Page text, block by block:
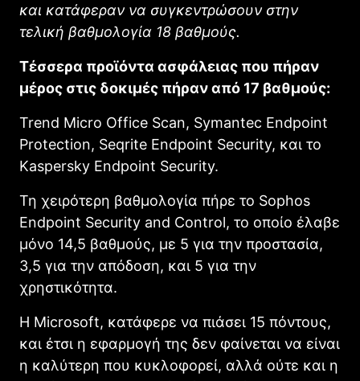
και κατάφεραν να συγκεντρώσουν στην
τελική βαθμολογία 18 βαθμούς.
Τέσσερα προϊόντα ασφάλειας που πήραν
μέρος στις δοκιμές πήραν από 17 βαθμούς:
Trend Micro Office Scan, Symantec Endpoint
Protection, Seqrite Endpoint Security, και το
Kaspersky Endpoint Security.
Τη χειρότερη βαθμολογία πήρε το Sophos
Endpoint Security and Control, το οποίο έλαβε
μόνο 14,5 βαθμούς, με 5 για την προστασία,
3,5 για την απόδοση, και 5 για την
χρηστικότητα.
Η Microsoft, κατάφερε να πιάσει 15 πόντους,
και έτσι η εφαρμογή της δεν φαίνεται να είναι
η καλύτερη που κυκλοφορεί, αλλά ούτε και η